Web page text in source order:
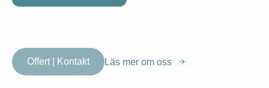
Offert | Kontakt Läs mer om oss